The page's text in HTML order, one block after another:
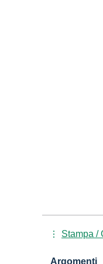
Stampa /
Argomenti